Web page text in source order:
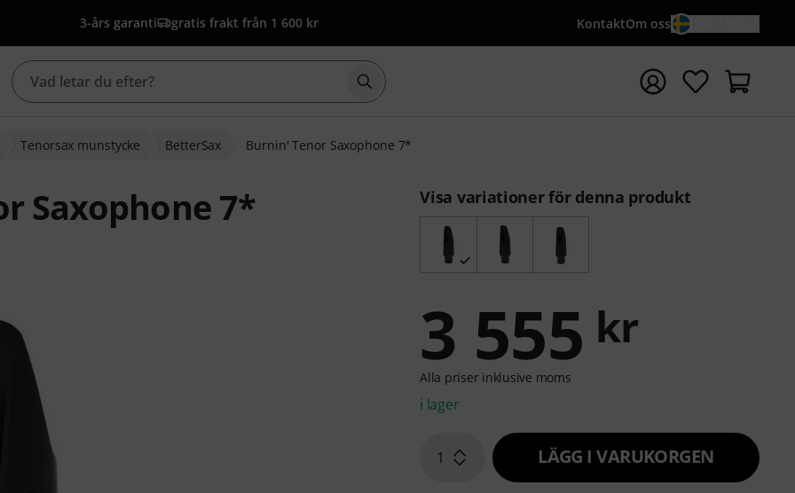
3-års garanti gratis frakt från 1 600 kr KontaktOm oss
Börja sökningen med söktermen {searchTerm}
Tenorsax munstycke BetterSax Burnin' Tenor Saxophone 7*
Saxophone 7* Visa variationer för denna produkt
3 555 kr
Alla priser inklusive moms
i lager
1 LÄGG I VARUKORGEN